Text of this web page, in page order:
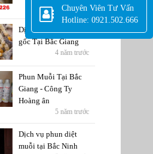
5 năm trước
Dịch Vụ Diệt Mối tận
gốc Tại Bắc Giang
4 năm trước
Phun Muỗi Tại Bắc
Giang - Công Ty
Hoàng ân
5 năm trước
Dịch vụ phun diệt
muỗi tại Bắc Ninh
Chuyên Viên Tư Vấn
Hotline: 0921.502.666